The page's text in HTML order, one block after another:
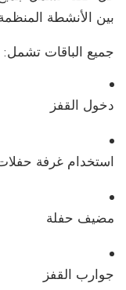
بين الأنشطة
جميع الباقات تشمل:
دخول القفز
استخدام غرفة
مضيف حفلة
جوارب القفز